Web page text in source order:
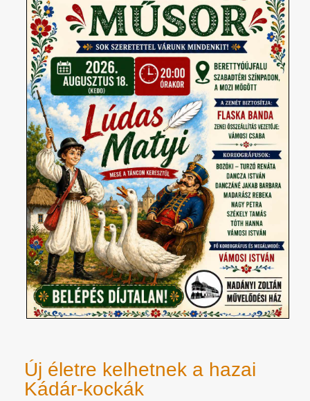
Új életre kelhetnek a hazai
Kádár-kockák